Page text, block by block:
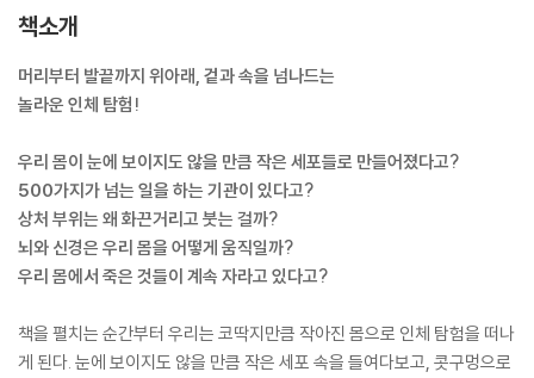
책소개
머리부터 발끝까지 위아래, 겉과 속을 넘나드는
놀라운 인체 탐험!
우리 몸이 눈에 보이지도 않을 만큼 작은 세포들로 만들어졌다고?
500가지가 넘는 일을 하는 기관이 있다고?
상처 부위는 왜 화끈거리고 붓는 걸까?
뇌와 신경은 우리 몸을 어떻게 움직일까?
우리 몸에서 죽은 것들이 계속 자라고 있다고?
책을 펼치는 순간부터 우리는 코딱지만큼 작아진 몸으로 인체 탐험을 떠나
게 된다. 눈에 보이지도 않을 만큼 작은 세포 속을 들여다보고, 콧구멍으로